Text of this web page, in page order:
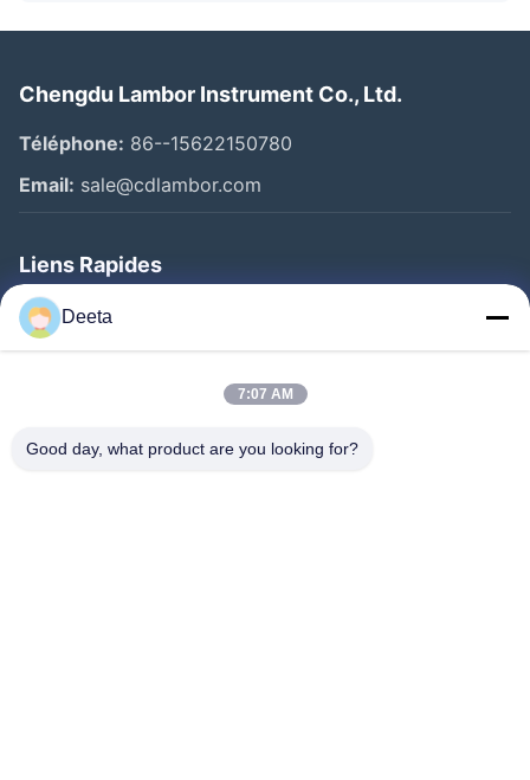
Chengdu Lambor Instrument Co., Ltd.
Téléphone: 86--15622150780
Email: sale@cdlambor.com
Liens Rapides
Aperçu
Produits
Visite D'usine
Deeta
7:07 AM
Good day, what product are you looking for?